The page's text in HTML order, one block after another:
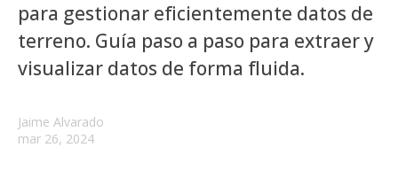
para gestionar eficientemente datos de
terreno. Guía paso a paso para extraer y
visualizar datos de forma fluida.
Jaime Alvarado
mar 26, 2024